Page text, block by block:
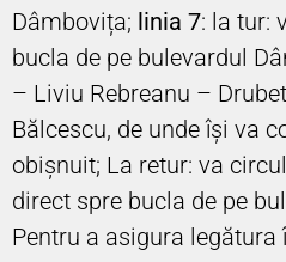
Dâmbovița; linia 7: la tur:
bucla de pe bulevardul
– Liviu Rebreanu –
Bălcescu, de unde își va
obișnuit; La retur: va
direct spre bucla de pe
Pentru a asigura